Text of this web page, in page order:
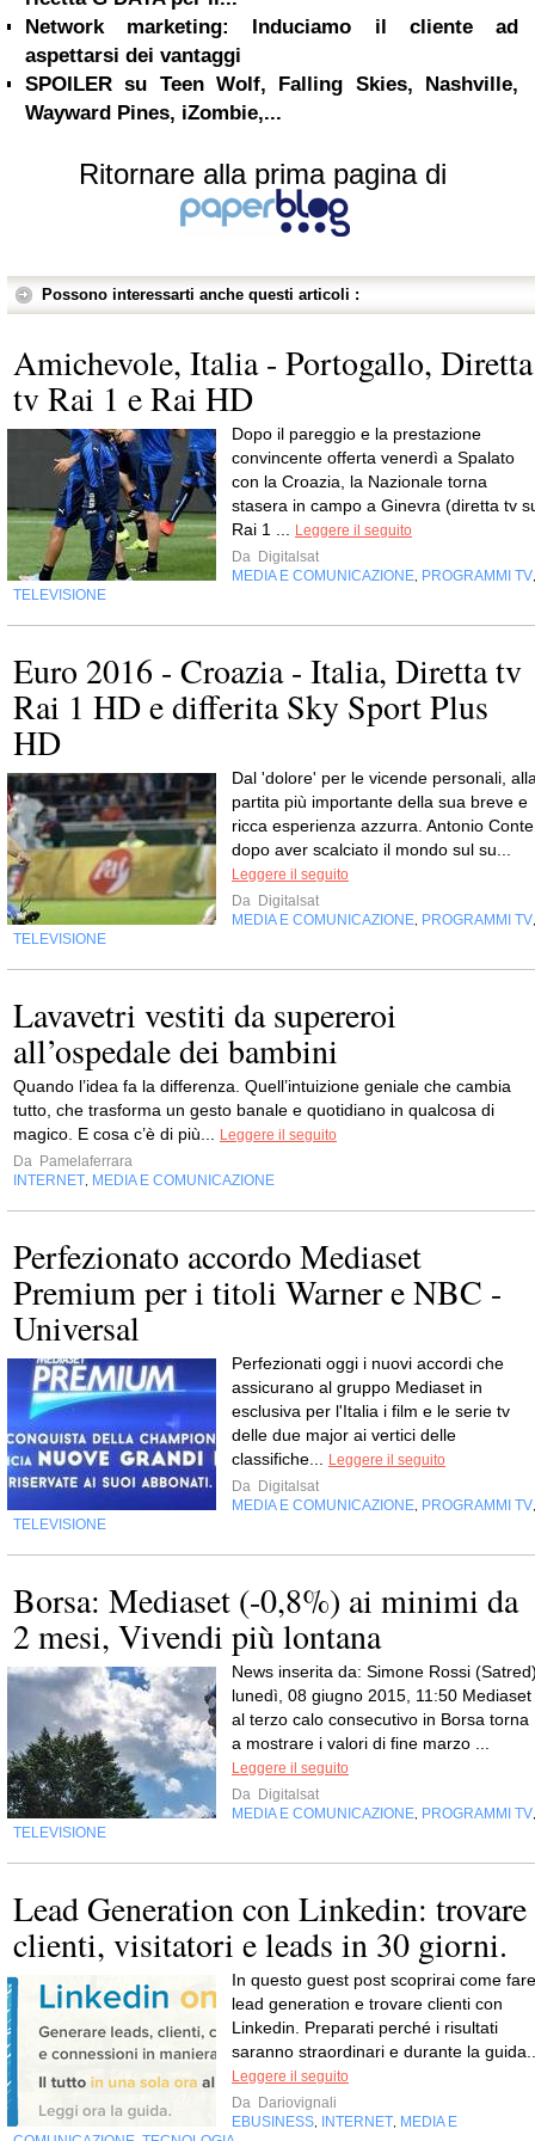
Network marketing: Induciamo il cliente ad
aspettarsi dei vantaggi
SPOILER su Teen Wolf, Falling Skies, Nashville,
Wayward Pines, iZombie,...
Ritornare alla prima pagina di
Possono interessarti anche questi articoli :
Amichevole, Italia - Portogallo, Diretta
tv Rai 1 e Rai HD
Dopo il pareggio e la prestazione
convincente offerta venerdì a Spalato
con la Croazia, la Nazionale torna
stasera in campo a Ginevra (diretta tv
Rai 1 ...
Leggere il seguito
Da Digitalsat
MEDIA E COMUNICAZIONE PROGRAMMI TV
TELEVISIONE
Euro 2016 - Croazia - Italia, Diretta tv
Rai 1 HD e differita Sky Sport Plus
HD
Dal 'dolore' per le vicende personali,
partita più importante della sua breve e
ricca esperienza azzurra. Antonio Conte
dopo aver scalciato il mondo sul su...
Leggere il seguito
Da Digitalsat
MEDIA E COMUNICAZIONE PROGRAMMI TV
TELEVISIONE
Lavavetri vestiti da supereroi
all’ospedale dei bambini
Quando l’idea fa la differenza. Quell’intuizione geniale che cambia
tutto, che trasforma un gesto banale e quotidiano in qualcosa di
magico. E cosa c’è di più...
Leggere il seguito
Da Pamelaferrara
INTERNET MEDIA E COMUNICAZIONE
Perfezionato accordo Mediaset
Premium per i titoli Warner e NBC -
Universal
Perfezionati oggi i nuovi accordi che
assicurano al gruppo Mediaset in
esclusiva per l'Italia i film e le serie tv
delle due major ai vertici delle
classifiche...
Leggere il seguito
Da Digitalsat
MEDIA E COMUNICAZIONE PROGRAMMI TV
TELEVISIONE
Borsa: Mediaset (-0,8%) ai minimi da
2 mesi, Vivendi più lontana
News inserita da: Simone Rossi
lunedì, 08 giugno 2015, 11:50 Mediaset
al terzo calo consecutivo in Borsa torna
a mostrare i valori di fine marzo ...
Leggere il seguito
Da Digitalsat
MEDIA E COMUNICAZIONE PROGRAMMI TV
TELEVISIONE
Lead Generation con Linkedin: trovare
clienti, visitatori e leads in 30 giorni.
In questo guest post scoprirai come fare
lead generation e trovare clienti con
Linkedin. Preparati perché i risultati
saranno straordinari e durante la
Leggere il seguito
Da Dariovignali
EBUSINESS
INTERNET MEDIA E